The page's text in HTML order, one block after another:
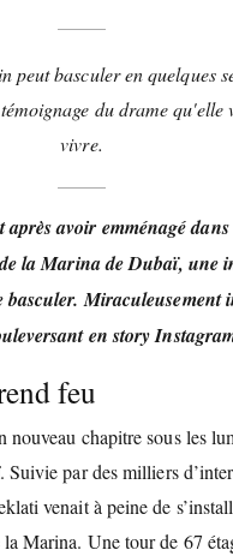
peut basculer en quelques
du drame qu'elle
vivre.
avoir emménagé dans
la Marina de Dubaï, une
basculer. Miraculeusement
en story
feu
nouveau chapitre sous les
. Suivie par des milliers
venait à peine de
Marina. Une tour de 67